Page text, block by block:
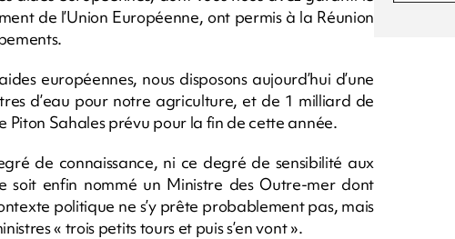
de l’Union Européenne, ont permis à la Réunion
européennes, nous disposons aujourd’hui d’une
d’eau pour notre agriculture, et de 1 milliard de
Piton Sahales prévu pour la fin de cette année.
de connaissance, ni ce degré de sensibilité aux
soit enfin nommé un Ministre des Outre-mer dont
politique ne s’y prête probablement pas, mais
« trois petits tours et puis s’en vont ».